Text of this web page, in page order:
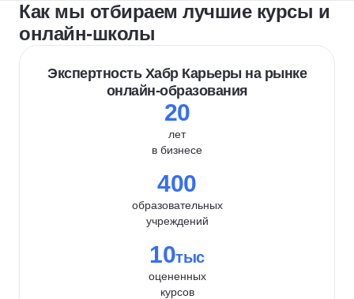
Как мы отбираем лучшие курсы и
онлайн-школы
Экспертность Хабр Карьеры на рынке
онлайн-образования
20
лет
в бизнесе
400
образовательных
учреждений
10тыс
оцененных
курсов